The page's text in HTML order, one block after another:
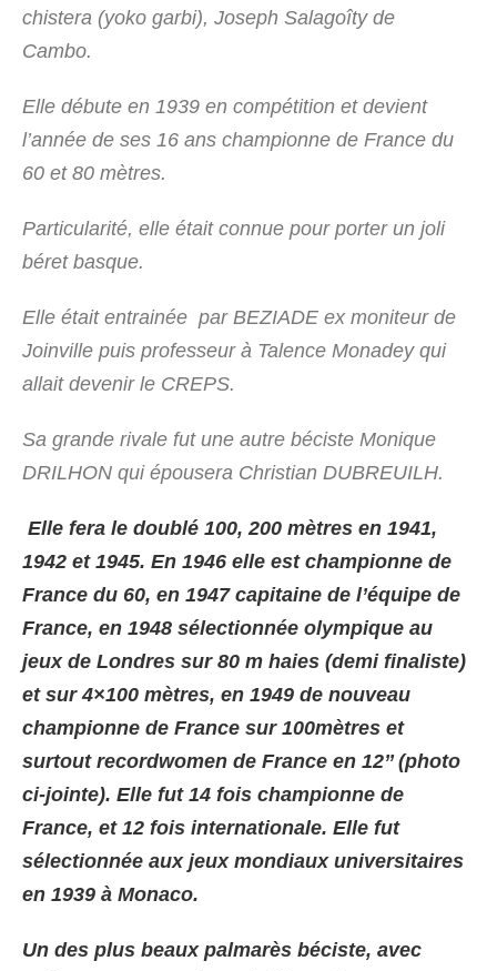
chistera (yoko garbi), Joseph Salagoîty de
Cambo.
Elle débute en 1939 en compétition et devient
l’année de ses 16 ans championne de France du
60 et 80 mètres.
Particularité, elle était connue pour porter un joli
béret basque.
Elle était entrainée par BEZIADE ex moniteur de
Joinville puis professeur à Talence Monadey qui
allait devenir le CREPS.
Sa grande rivale fut une autre béciste Monique
DRILHON qui épousera Christian DUBREUILH.
Elle fera le doublé 100, 200 mètres en 1941,
1942 et 1945. En 1946 elle est championne de
France du 60, en 1947 capitaine de l’équipe de
France, en 1948 sélectionnée olympique au
jeux de Londres sur 80 m haies (demi finaliste)
et sur 4×100 mètres, en 1949 de nouveau
championne de France sur 100mètres et
surtout recordwomen de France en 12’’ (photo
ci-jointe). Elle fut 14 fois championne de
France, et 12 fois internationale. Elle fut
sélectionnée aux jeux mondiaux universitaires
en 1939 à Monaco.
Un des plus beaux palmarès béciste, avec